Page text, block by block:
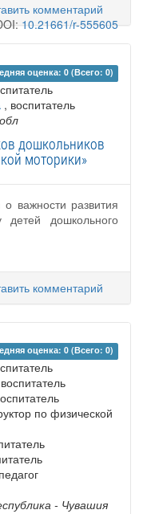
комментарий
10.21661/r-555605
оценка: 0 (Всего: 0)
, воспитатель
дошкольников
моторики»
о важности развития
детей дошкольного
комментарий
оценка: 0 (Всего: 0)
по физической
- Чувашия